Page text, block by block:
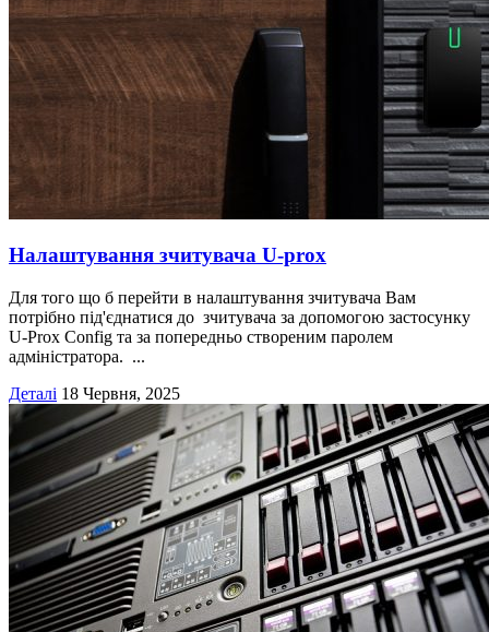
Налаштування зчитувача U-prox
Для того що б перейти в налаштування зчитувача Вам
потрібно під'єднатися до зчитувача за допомогою застосунку
U-Prox Config та за попередньо створеним паролем
адміністратора. ...
Деталі 18 Червня, 2025